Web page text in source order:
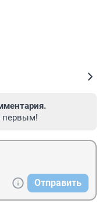
первым!
Отправить